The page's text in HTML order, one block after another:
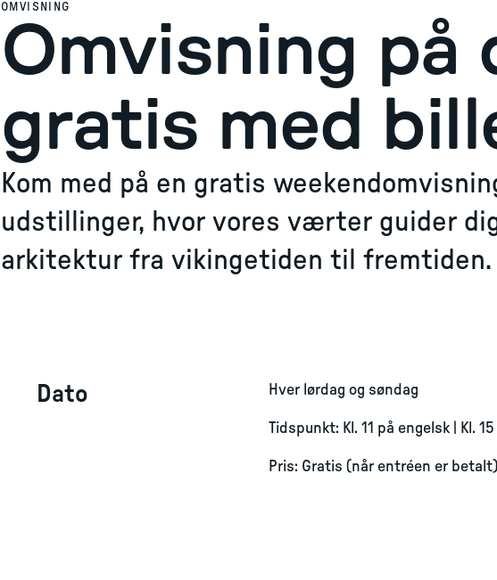
OMVISNING
Omvisning på
gratis med
Kom med på en gratis
udstillinger, hvor vores værter guider
arkitektur fra vikingetiden til fremtiden.
Dato Hver lørdag og søndag
Tidspunkt: Kl. 11 på engelsk | Kl.
Pris: Gratis (når entréen er betalt)